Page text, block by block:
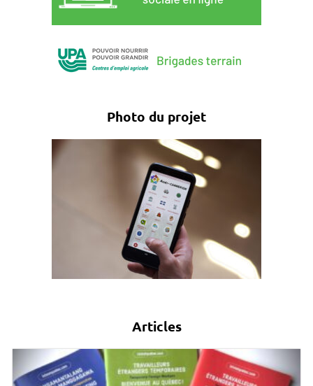
Photo du projet
Articles